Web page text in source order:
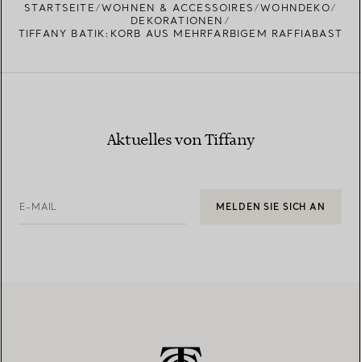
STARTSEITE WOHNEN & ACCESSOIRES
WOHNDEKO
DEKORATIONEN
TIFFANY BATIK:KORB AUS MEHRFARBIGEM RAFFIABAST
Aktuelles von Tiffany
E-MAIL MELDEN SIE SICH AN